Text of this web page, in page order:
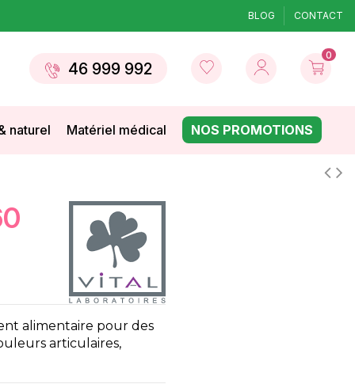
BLOG CONTACT
46 999 992
0
naturel Matériel médical NOS PROMOTIONS
alimentaire pour des
articulaires,